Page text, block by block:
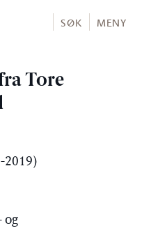
SØK MENY
Tore
2019)
og